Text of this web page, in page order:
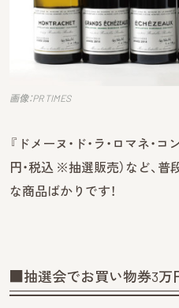
画像：PR TIMES
『ドメーヌ・ド・ラ・ロマネ・
円・税込 ※抽選販売）など、
な商品ばかりです！
■抽選会でお買い物券3